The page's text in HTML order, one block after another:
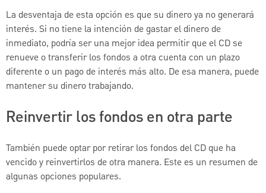
La desventaja de esta opción es que su dinero ya no generará
interés. Si no tiene la intención de gastar el dinero de
inmediato, podría ser una mejor idea permitir que el CD se
renueve o transferir los fondos a otra cuenta con un plazo
diferente o un pago de interés más alto. De esa manera, puede
mantener su dinero trabajando.
Reinvertir los fondos en otra parte
También puede optar por retirar los fondos del CD que ha
vencido y reinvertirlos de otra manera. Este es un resumen de
algunas opciones populares.